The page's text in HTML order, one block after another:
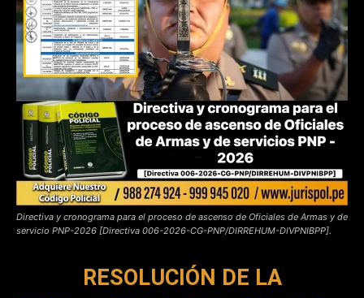
Directiva y cronograma para el proceso de ascenso de Oficiales de Armas y de
servicio PNP-2026 [Directiva 006-2026-CG-PNP/DIRREHUM-DIVPNIBPP].
RESOLUCIÓN DE LA